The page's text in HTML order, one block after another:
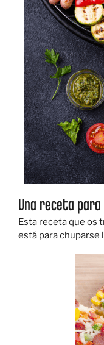
Una receta para
Esta receta que os
está para chuparse